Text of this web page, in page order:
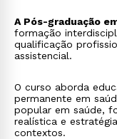
A Pós-graduação
formação
qualificação
assistencial.
O curso aborda
permanente em
popular em saúde,
realística e
contextos.